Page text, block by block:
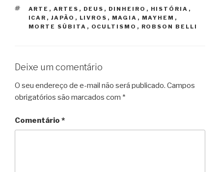
TAGS
ARTE , ARTES , DEUS , DINHEIRO , HISTÓRIA ,
ICAR , JAPÃO , LIVROS , MAGIA , MAYHEM ,
MORTE SÚBITA , OCULTISMO , ROBSON BELLI
Deixe um comentário
O seu endereço de e-mail não será publicado. Campos
obrigatórios são marcados com *
Comentário *